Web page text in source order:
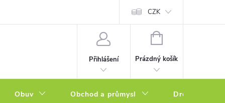
Podmínky ochrany osobních údajů Soubory cookies
CZK
Přihlášení
NÁKUPNÍ
Prázdný košík
Obuv Obchod a průmysl Drogerie